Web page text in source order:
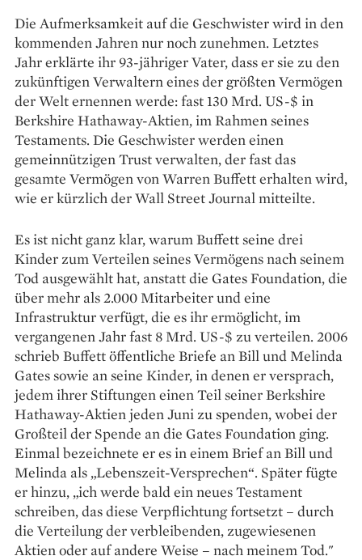
Die Aufmerksamkeit auf die Geschwister wird in den
kommenden Jahren nur noch zunehmen. Letztes
Jahr erklärte ihr 93-jähriger Vater, dass er sie zu den
zukünftigen Verwaltern eines der größten Vermögen
der Welt ernennen werde: fast 130 Mrd. US-$ in
Berkshire Hathaway-Aktien, im Rahmen seines
Testaments. Die Geschwister werden einen
gemeinnützigen Trust verwalten, der fast das
gesamte Vermögen von Warren Buffett erhalten wird,
wie er kürzlich der Wall Street Journal mitteilte.
Es ist nicht ganz klar, warum Buffett seine drei
Kinder zum Verteilen seines Vermögens nach seinem
Tod ausgewählt hat, anstatt die Gates Foundation, die
über mehr als 2.000 Mitarbeiter und eine
Infrastruktur verfügt, die es ihr ermöglicht, im
vergangenen Jahr fast 8 Mrd. US-$ zu verteilen. 2006
schrieb Buffett öffentliche Briefe an Bill und Melinda
Gates sowie an seine Kinder, in denen er versprach,
jedem ihrer Stiftungen einen Teil seiner Berkshire
Hathaway-Aktien jeden Juni zu spenden, wobei der
Großteil der Spende an die Gates Foundation ging.
Einmal bezeichnete er es in einem Brief an Bill und
Melinda als „Lebenszeit-Versprechen“. Später fügte
er hinzu, „ich werde bald ein neues Testament
schreiben, das diese Verpflichtung fortsetzt – durch
die Verteilung der verbleibenden, zugewiesenen
Aktien oder auf andere Weise – nach meinem Tod."